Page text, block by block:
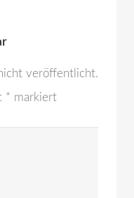
veröffentlicht.
* markiert